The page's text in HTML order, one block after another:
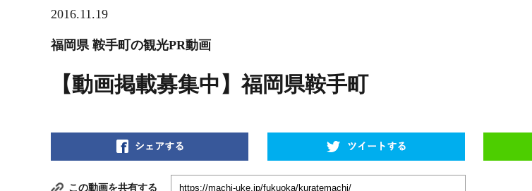
2016.11.19
福岡県 鞍手町の観光PR動画
【動画掲載募集中】福岡県鞍手町
この動画を共有する